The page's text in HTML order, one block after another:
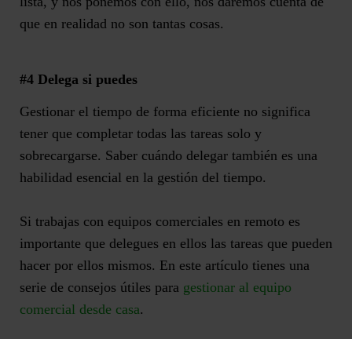
que en realidad no son tantas cosas.
#4 Delega si puedes
Gestionar el tiempo de forma eficiente no significa
tener que completar todas las tareas solo y
sobrecargarse. Saber cuándo delegar también es una
habilidad esencial en la gestión del tiempo.
Si trabajas con equipos comerciales en remoto es
importante que delegues en ellos las tareas que pueden
hacer por ellos mismos. En este artículo tienes una
serie de consejos útiles para gestionar al equipo
comercial desde casa.